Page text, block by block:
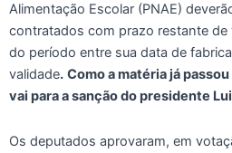
Alimentação Escolar (PNAE)
contratados com prazo restante de
do período entre sua data de
validade. Como a matéria já
vai para a sanção do presidente
Os deputados aprovaram, em